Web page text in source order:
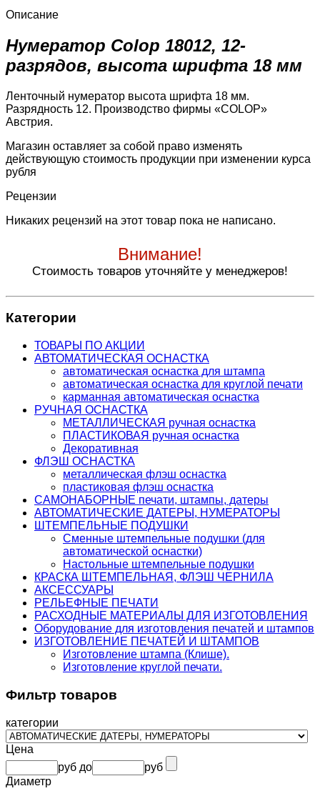
Описание
Нумератор Colop 18012, 12-
разрядов, высота шрифта 18 мм
Ленточный нумератор высота шрифта 18 мм.
Разрядность 12. Производство фирмы «COLOP»
Австрия.
Магазин оставляет за собой право изменять
действующую стоимость продукции при изменении курса
рубля
Рецензии
Никаких рецензий на этот товар пока не написано.
Внимание!
Стоимость товаров уточняйте у менеджеров!
Категории
ТОВАРЫ ПО АКЦИИ
АВТОМАТИЧЕСКАЯ ОСНАСТКА
автоматическая оснастка для штампа
автоматическая оснастка для круглой печати
карманная автоматическая оснастка
РУЧНАЯ ОСНАСТКА
МЕТАЛЛИЧЕСКАЯ ручная оснастка
ПЛАСТИКОВАЯ ручная оснастка
Декоративная
ФЛЭШ ОСНАСТКА
металлическая флэш оснастка
пластиковая флэш оснастка
САМОНАБОРНЫЕ печати, штампы, датеры
АВТОМАТИЧЕСКИЕ ДАТЕРЫ, НУМЕРАТОРЫ
ШТЕМПЕЛЬНЫЕ ПОДУШКИ
Сменные штемпельные подушки (для
автоматической оснастки)
Настольные штемпельные подушки
КРАСКА ШТЕМПЕЛЬНАЯ, ФЛЭШ ЧЕРНИЛА
АКСЕССУАРЫ
РЕЛЬЕФНЫЕ ПЕЧАТИ
РАСХОДНЫЕ МАТЕРИАЛЫ ДЛЯ ИЗГОТОВЛЕНИЯ
Оборудование для изготовления печатей и штампов
ИЗГОТОВЛЕНИЕ ПЕЧАТЕЙ И ШТАМПОВ
Изготовление штампа (Клише).
Изготовление круглой печати.
Фильтр товаров
категории
Цена
руб до
руб
Диаметр